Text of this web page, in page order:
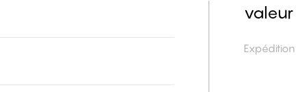
valeur